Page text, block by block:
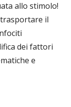
allo stimolo!
il
dei fattori
e